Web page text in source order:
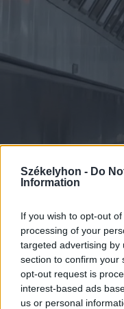
Székelyhon - Do
Information
If you wish to opt-out
processing of your
targeted advertising by
section to confirm your
opt-out request is
interest-based ads
us or personal
2026. augusztus
Vaddisznó
metróba,
majd